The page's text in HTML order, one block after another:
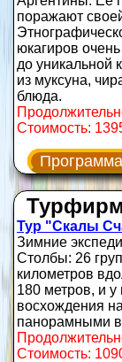
поражают
юкагиров
до уникальной
из муксуна,
блюда.
Стоимость:
Тур "Скалы
Зимние
Столбы: 26
километров
180 метров, и у
восхождения
панорамными
Стоимость: